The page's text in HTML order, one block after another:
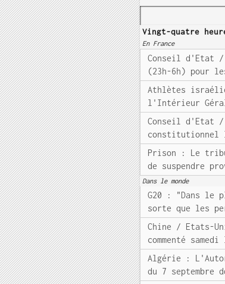
Vingt-quatre
En France
Conseil d'Etat /
(23h-6h) pour
Athlètes
l'Intérieur Gérald
Conseil d'Etat /
constitutionnel
Prison : Le
de suspendre
Dans le monde
G20 : "Dans le
sorte que les
Chine / Etats-
commenté
Algérie :
du 7 septembre